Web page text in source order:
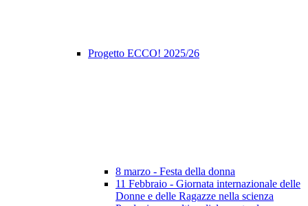
Progetto ECCO! 2025/26
8 marzo - Festa della donna
11 Febbraio - Giornata internazionale delle
Donne e delle Ragazze nella scienza